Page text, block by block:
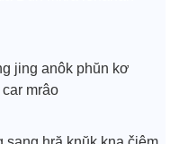
jing anôk phŭn kơ
mrâo